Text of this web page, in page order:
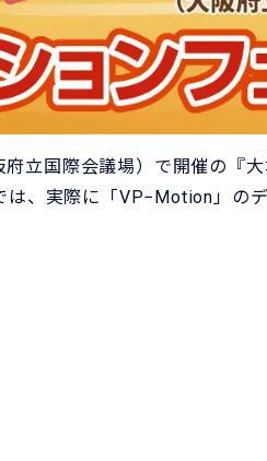
立国際会議場）で開催の『
、実際に「VP−Motion」の